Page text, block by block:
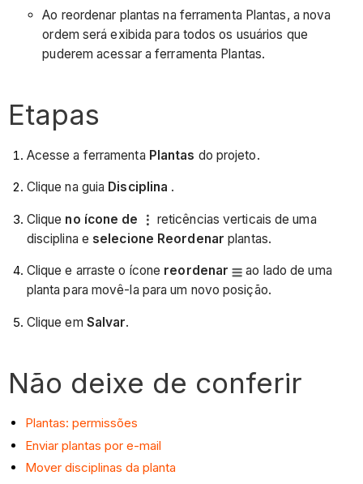
Ao reordenar plantas na ferramenta Plantas, a nova
ordem será exibida para todos os usuários que
puderem acessar a ferramenta Plantas.
Etapas
Acesse a ferramenta Plantas do projeto.
Clique na guia Disciplina .
Clique no ícone de
reticências verticais de uma
disciplina e selecione Reordenar plantas.
Clique e arraste o ícone reordenar
ao lado de uma
planta para movê-la para um novo posição.
Clique em Salvar.
Não deixe de conferir
Plantas: permissões
Enviar plantas por e-mail
Mover disciplinas da planta